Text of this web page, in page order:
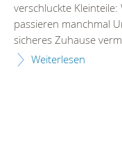
verschluckte
passieren manchmal
sicheres Zuhause
Weiterlesen